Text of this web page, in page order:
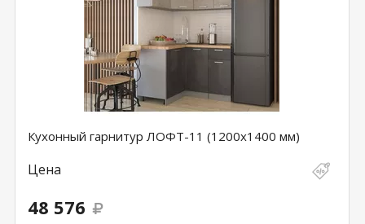
Кухонный гарнитур ЛОФТ-11 (1200х1400 мм)
Цена
48 576